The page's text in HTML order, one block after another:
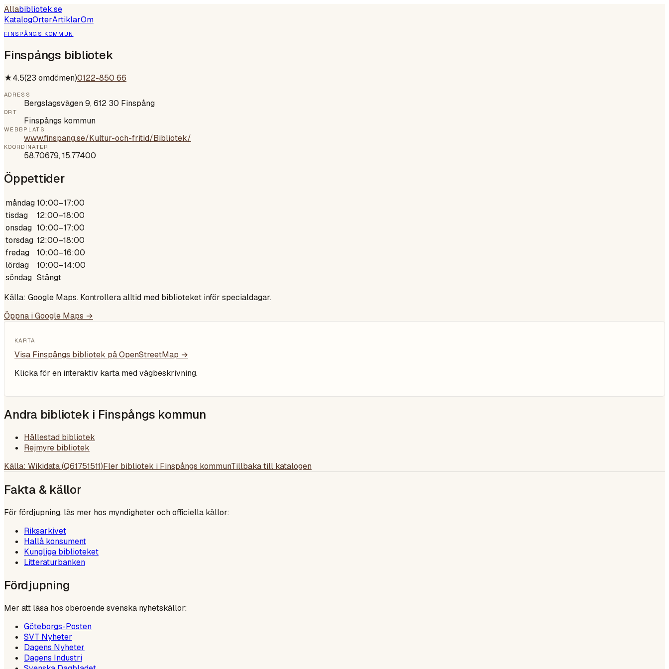
Allabibliotek.se
KatalogOrterArtiklarOm
FINSPÅNGS KOMMUN
Finspångs bibliotek
★4.5(23 omdömen)0122-850 66
ADRESS
Bergslagsvägen 9, 612 30 Finspång
ORT
Finspångs kommun
WEBBPLATS
www.finspang.se/Kultur-och-fritid/Bibliotek/
KOORDINATER
58.70679,15.77400
Öppettider
måndag10:00–17:00
tisdag
12:00–18:00
onsdag 10:00–17:00
torsdag 12:00–18:00
fredag
10:00–16:00
lördag
10:00–14:00
söndag Stängt
Källa: Google Maps. Kontrollera alltid med biblioteket inför specialdagar.
Öppna i Google Maps →
KARTA
Visa Finspångs bibliotek på OpenStreetMap →
Klicka för en interaktiv karta med vägbeskrivning.
Andra bibliotek i Finspångs kommun
Hällestad bibliotek
Rejmyre bibliotek
Källa: Wikidata (Q61751511)Fler bibliotek i Finspångs kommunTillbaka till katalogen
Fakta & källor
För fördjupning, läs mer hos myndigheter och officiella källor:
Riksarkivet
Hallå konsument
Kungliga biblioteket
Litteraturbanken
Fördjupning
Mer att läsa hos oberoende svenska nyhetskällor:
Göteborgs-Posten
SVT Nyheter
Dagens Nyheter
Dagens Industri